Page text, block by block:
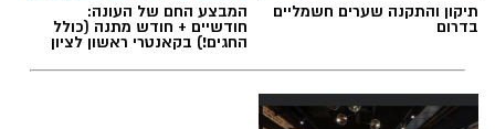
תיקון והתקנה שערים חשמליים
בדרום
המבצע החם של העונה:
חודשיים + חודש מתנה (כולל
החגים!) בקאנטרי ראשון לציון